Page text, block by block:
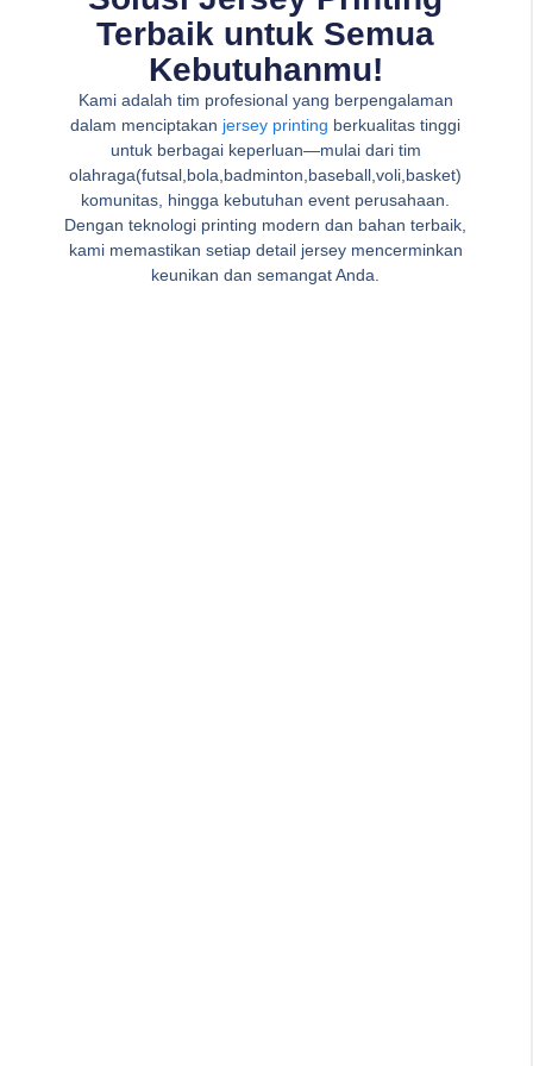
Terbaik untuk Semua
Kebutuhanmu!
Kami adalah tim profesional yang berpengalaman
dalam menciptakan jersey printing berkualitas tinggi
untuk berbagai keperluan—mulai dari tim
olahraga(futsal,bola,badminton,baseball,voli,basket)
komunitas, hingga kebutuhan event perusahaan.
Dengan teknologi printing modern dan bahan terbaik,
kami memastikan setiap detail jersey mencerminkan
keunikan dan semangat Anda.